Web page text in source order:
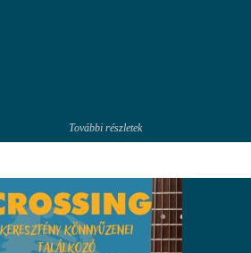
További részletek